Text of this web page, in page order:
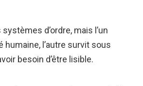
d’ordre, mais l’un
humaine, l’autre survit sous
besoin d’être lisible.